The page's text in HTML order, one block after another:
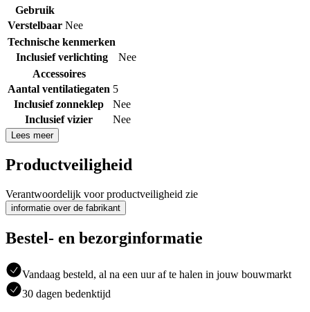
Gebruik
Verstelbaar Nee
Technische kenmerken
Inclusief verlichting
Nee
Accessoires
Aantal ventilatiegaten 5
Inclusief zonneklep
Nee
Inclusief vizier
Nee
Lees meer
Productveiligheid
Verantwoordelijk voor productveiligheid zie
informatie over de fabrikant
Bestel- en bezorginformatie
Vandaag besteld, al na een uur af te halen in jouw bouwmarkt
30 dagen bedenktijd